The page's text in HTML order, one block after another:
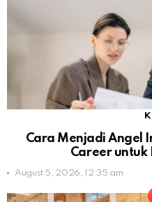
Cara Menjadi Angel
Career untuk
August 5, 2026, 12:35 am